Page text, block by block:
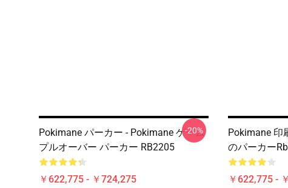
Pokimane パーカー - Pokimane ゲーム
プルオーバー パーカー RB2205
￥622,775 - ￥724,275
-20%
Pokimane 印
のパーカー
￥622,775 -